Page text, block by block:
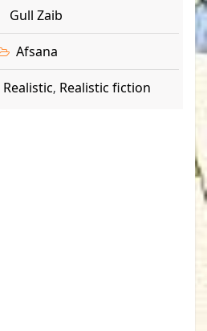
Gull Zaib
Afsana
Realistic, Realistic fiction